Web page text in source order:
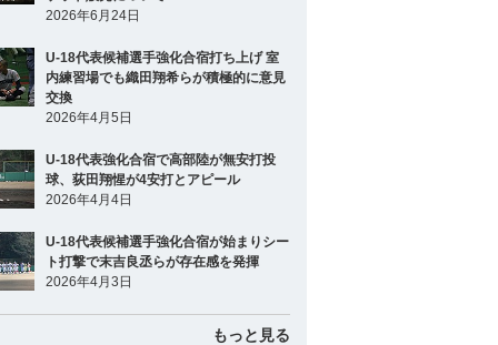
2026年6月24日
U-18代表候補選手強化合宿打ち上げ 室
内練習場でも織田翔希らが積極的に意見
交換
2026年4月5日
U-18代表強化合宿で高部陸が無安打投
球、荻田翔惺が4安打とアピール
2026年4月4日
U-18代表候補選手強化合宿が始まりシー
ト打撃で末吉良丞らが存在感を発揮
2026年4月3日
もっと見る